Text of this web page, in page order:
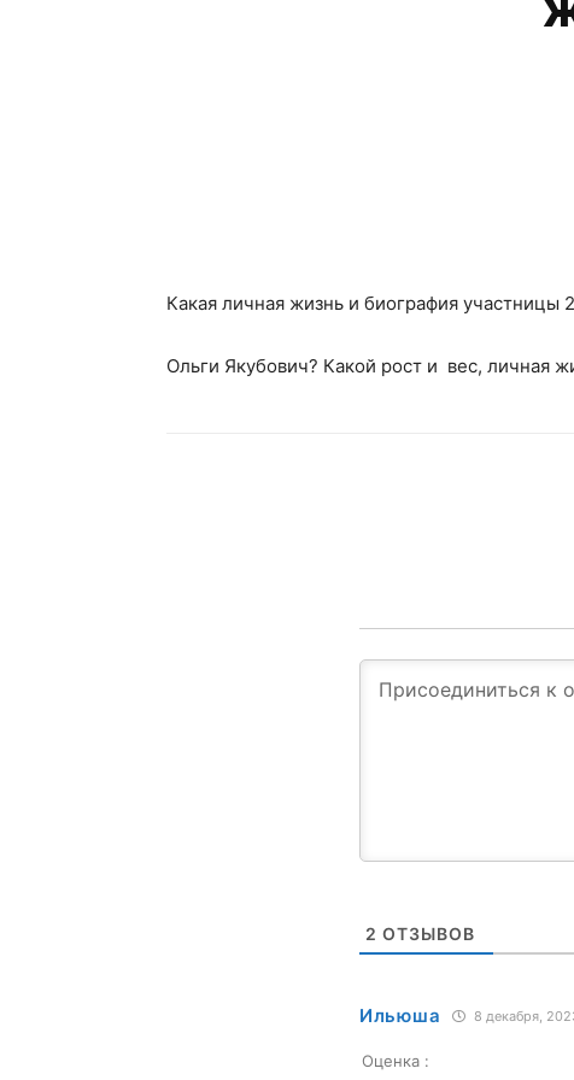
Какая личная жизнь и биография участницы
Ольги Якубович? Какой рост и вес, личная
2 ОТЗЫВОВ
Ильюша 8 декабря,
Оценка :